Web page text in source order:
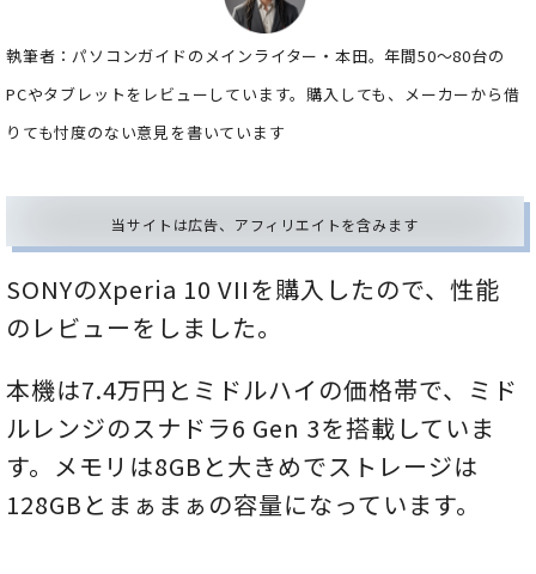
執筆者：パソコンガイドのメインライター・本田。年間50～80台の
PCやタブレットをレビューしています。購入しても、メーカーから借
りても忖度のない意見を書いています
当サイトは広告、アフィリエイトを含みます
SONYのXperia 10 VIIを購入したので、性能
のレビューをしました。
本機は7.4万円とミドルハイの価格帯で、ミド
ルレンジのスナドラ6 Gen 3を搭載していま
す。メモリは8GBと大きめでストレージは
128GBとまぁまぁの容量になっています。